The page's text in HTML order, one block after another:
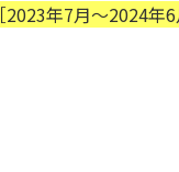
［2023年7月～2024年